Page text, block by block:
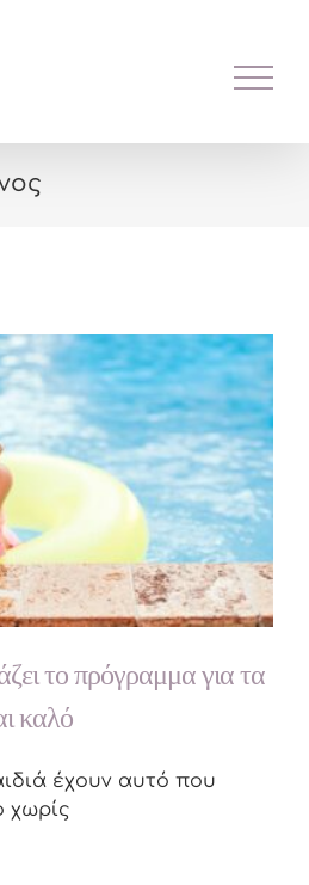
το πρόγραμμα για τα
καλό
έχουν αυτό που
χωρίς